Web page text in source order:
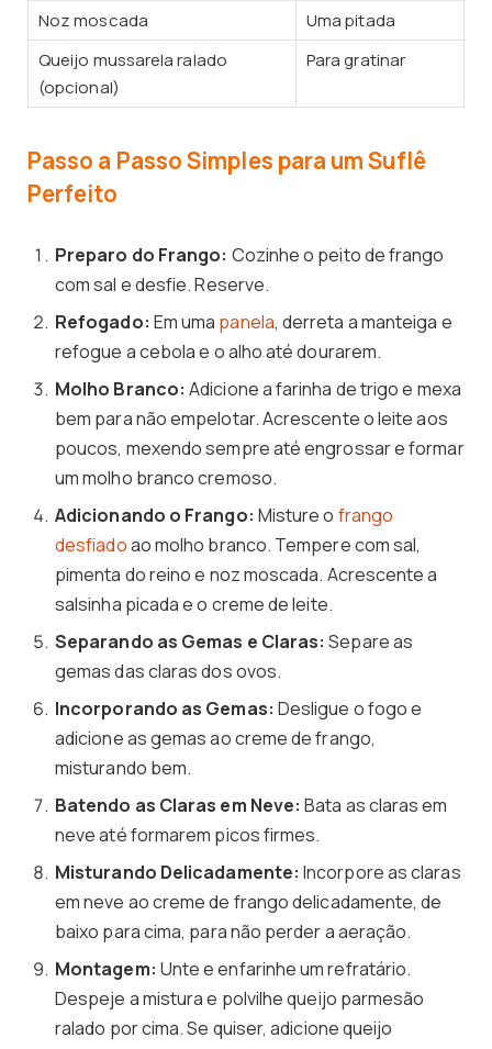
Noz moscada
Uma pitada
Queijo mussarela ralado
(opcional)
Para gratinar
Passo a Passo Simples para um Suflê
Perfeito
Preparo do Frango: Cozinhe o peito de frango
com sal e desfie. Reserve.
Refogado: Em uma panela, derreta a manteiga e
refogue a cebola e o alho até dourarem.
Molho Branco: Adicione a farinha de trigo e mexa
bem para não empelotar. Acrescente o leite aos
poucos, mexendo sempre até engrossar e formar
um molho branco cremoso.
Adicionando o Frango: Misture o frango
desfiadoao molho branco. Tempere com sal,
pimenta do reino e noz moscada. Acrescente a
salsinha picada e o creme de leite.
Separando as Gemas e Claras: Separe as
gemas das claras dos ovos.
Incorporando as Gemas: Desligue o fogo e
adicione as gemas ao creme de frango,
misturando bem.
Batendo as Claras em Neve: Bata as claras em
neve até formarem picos firmes.
Misturando Delicadamente: Incorpore as claras
em neve ao creme de frango delicadamente, de
baixo para cima, para não perder a aeração.
Montagem: Unte e enfarinhe um refratário.
Despeje a mistura e polvilhe queijo parmesão
ralado por cima. Se quiser, adicione queijo